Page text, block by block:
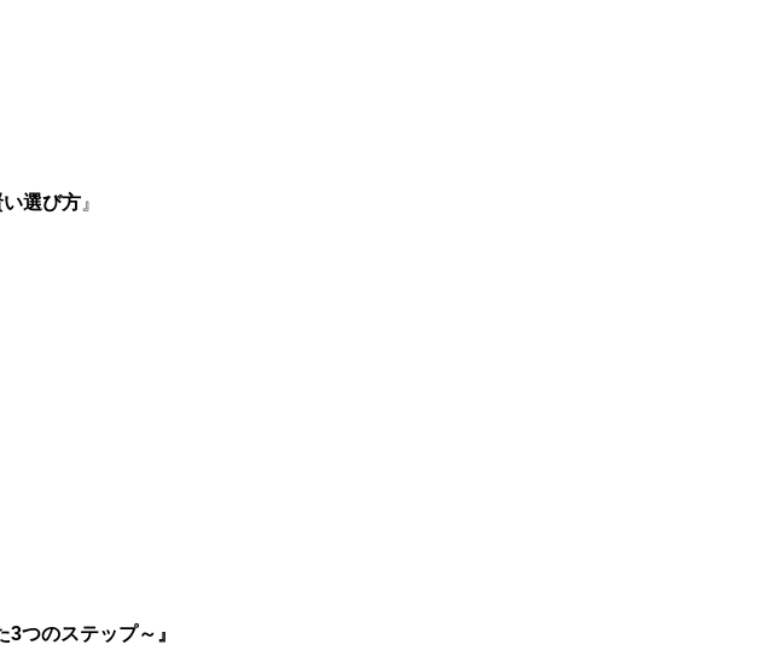
い選び方 』
つのステップ～』